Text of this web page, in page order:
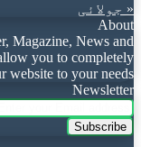
« جولائی
About
Magazine, News and
you to completely
website to your needs.
Newsletter
Enter
your
Email